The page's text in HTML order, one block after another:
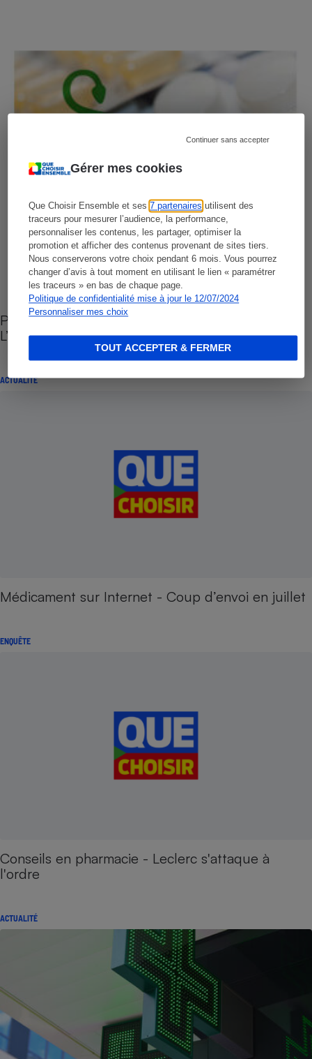
Gérer mes cookies
Que Choisir Ensemble et ses7 partenaires utilisent des
traceurs pour mesurer l’audience, la performance,
personnaliser les contenus, les partager, optimiser la
promotion et afficher des contenus provenant de sites tiers.
Nous conserverons votre choix pendant 6 mois. Vous pourrez
changer d’avis à tout moment en utilisant le lien « paramétrer
les traceurs » en bas de chaque page.
Politique de confidentialité mise à jour le 12/07/2024
Personnaliser mes choix
Continuer sans accepter
TOUT ACCEPTER & FERMER
Publicité dans les logiciels des pharmaciens -
L’inquiétante ordonnance de Madame Touraine
ACTUALITÉ
Médicament sur Internet - Coup d’envoi en juillet
ENQUÊTE
Conseils en pharmacie - Leclerc s'attaque à
l'ordre
ACTUALITÉ